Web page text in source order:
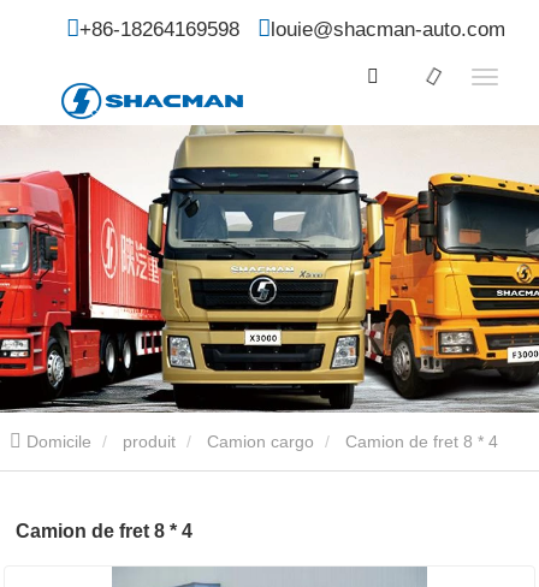
+86-18264169598 louie@shacman-auto.com
Domicile produit Camion cargo Camion de fret 8 * 4
Camion de fret 8 * 4